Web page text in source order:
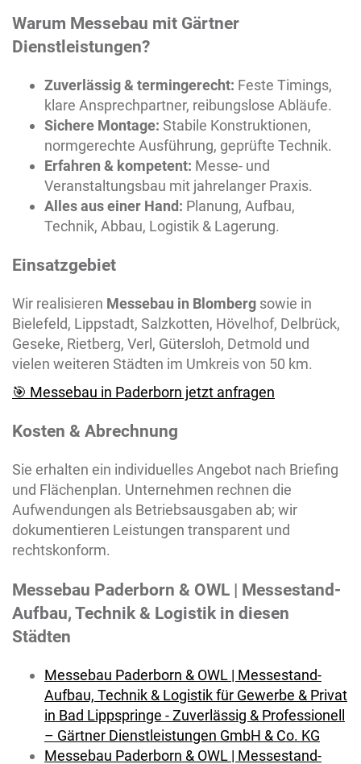
Warum Messebau mit Gärtner
Dienstleistungen?
Zuverlässig & termingerecht: Feste Timings,
klare Ansprechpartner, reibungslose Abläufe.
Sichere Montage: Stabile Konstruktionen,
normgerechte Ausführung, geprüfte Technik.
Erfahren & kompetent: Messe- und
Veranstaltungsbau mit jahrelanger Praxis.
Alles aus einer Hand: Planung, Aufbau,
Technik, Abbau, Logistik & Lagerung.
Einsatzgebiet
Wir realisieren Messebau in Blomberg sowie in
Bielefeld, Lippstadt, Salzkotten, Hövelhof, Delbrück,
Geseke, Rietberg, Verl, Gütersloh, Detmold und
vielen weiteren Städten im Umkreis von 50 km.
🎯 Messebau in Paderborn jetzt anfragen
Kosten & Abrechnung
Sie erhalten ein individuelles Angebot nach Briefing
und Flächenplan. Unternehmen rechnen die
Aufwendungen als Betriebsausgaben ab; wir
dokumentieren Leistungen transparent und
rechtskonform.
Messebau Paderborn & OWL | Messestand-
Aufbau, Technik & Logistik in diesen
Städten
Messebau Paderborn & OWL | Messestand-
Aufbau, Technik & Logistik für Gewerbe & Privat
in Bad Lippspringe - Zuverlässig & Professionell
– Gärtner Dienstleistungen GmbH & Co. KG
Messebau Paderborn & OWL | Messestand-